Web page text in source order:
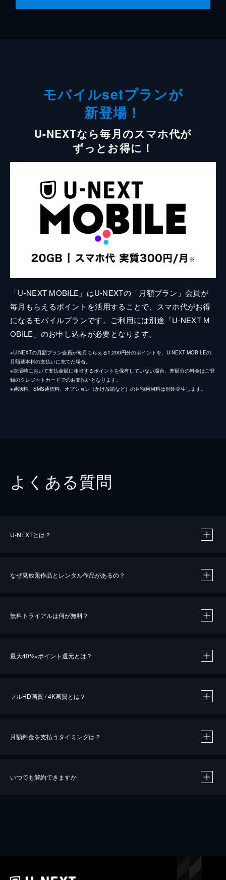
モバイルsetプランが
新登場！
U-NEXTなら毎月のスマホ代が
ずっとお得に！
「U-NEXT MOBILE」はU-NEXTの「月額プラン」会員が
毎月もらえるポイントを活用することで、スマホ代がお得
になるモバイルプランです。ご利用には別途「U-NEXT M
OBILE」のお申し込みが必要となります。
※U-NEXTの月額プラン会員が毎月もらえる1,200円分のポイントを、U-NEXT MOBILEの
月額基本料の支払いに充てた場合。
※決済時において支払金額に相当するポイントを保有していない場合、差額分の料金はご登
録のクレジットカードでのお支払いとなります。
※通話料、SMS通信料、オプション（かけ放題など）の月額利用料は別途発生します。
よくある質問
U-NEXTとは？
なぜ見放題作品とレンタル作品があるの？
無料トライアルは何が無料？
最大40%※ポイント還元とは？
※40％ポイント還元の対象は、クレジットカード決済による作品の購入 / レンタルです。
iOSアプリのUコイン決済による作品の購入 / レンタルは、20％のポイント還元です。
フルHD画質 / 4K画質とは？
月額料金を支払うタイミングは？
いつでも解約できますか